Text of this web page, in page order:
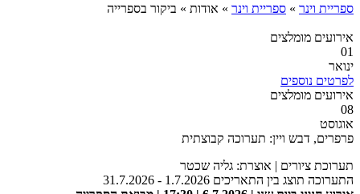
ספריית וינר » ספריית וינר » אודות » ביקור בספרייה
אירועים מומלצים
01
ינואר
לפרטים נוספים
אירועים מומלצים
08
אוגוסט
פרפרים, דבש ויין: תערוכה קבוצתית
תערוכת ציורים | אוצרת: גליה שכטר
התערוכה תוצג בין התאריכים 1.7.2026 - 31.7.2026